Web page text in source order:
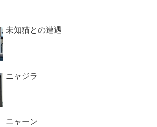
未知猫との遭遇
ニャジラ
ニャーン